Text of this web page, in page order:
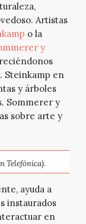
Artistas
o la
y
Steinkamp en
y árboles
Sommerer y
sobre arte y
Telefónica).
ayuda a
instaurados
en